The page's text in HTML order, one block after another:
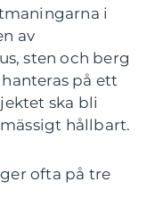
i
av
sten och berg
på ett
ska bli
hållbart.
ofta på tre